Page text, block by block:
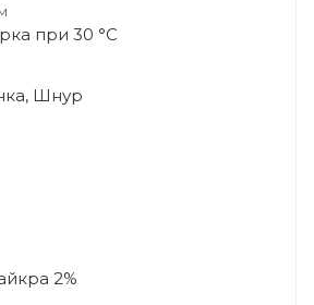
при 30 °C
Шнур
2%